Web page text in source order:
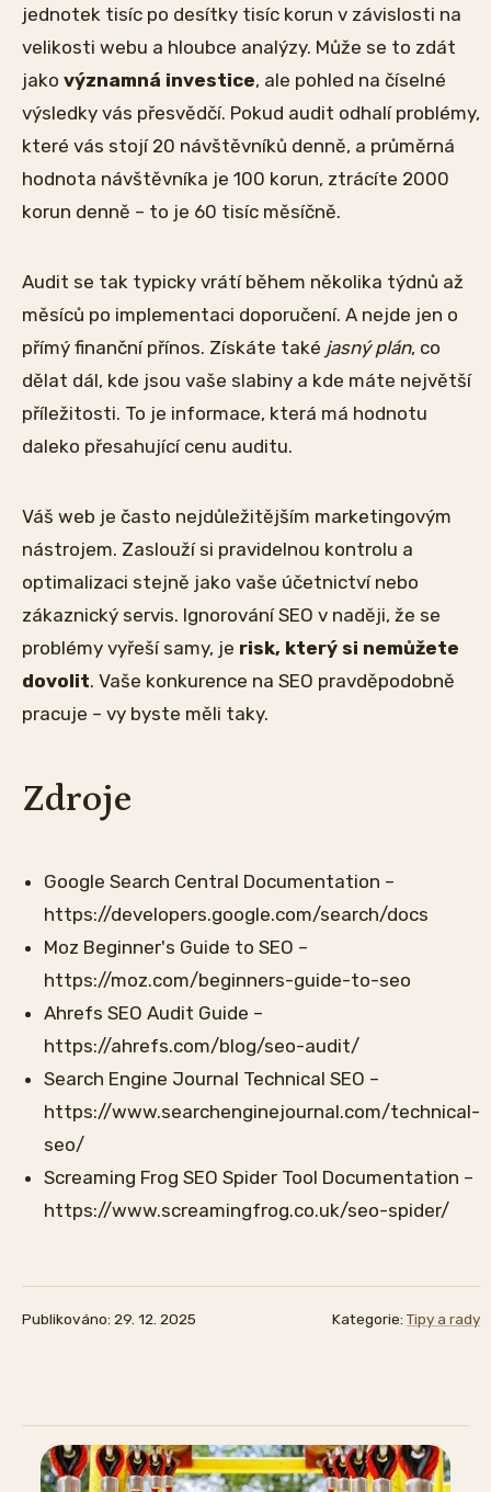
jednotek tisíc po desítky tisíc korun v závislosti na
velikosti webu a hloubce analýzy. Může se to zdát
jako významná investice, ale pohled na číselné
výsledky vás přesvědčí. Pokud audit odhalí problémy,
které vás stojí 20 návštěvníků denně, a průměrná
hodnota návštěvníka je 100 korun, ztrácíte 2000
korun denně – to je 60 tisíc měsíčně.
Audit se tak typicky vrátí během několika týdnů až
měsíců po implementaci doporučení. A nejde jen o
přímý finanční přínos. Získáte také jasný plán, co
dělat dál, kde jsou vaše slabiny a kde máte největší
příležitosti. To je informace, která má hodnotu
daleko přesahující cenu auditu.
Váš web je často nejdůležitějším marketingovým
nástrojem. Zaslouží si pravidelnou kontrolu a
optimalizaci stejně jako vaše účetnictví nebo
zákaznický servis. Ignorování SEO v naději, že se
problémy vyřeší samy, je risk, který si nemůžete
dovolit. Vaše konkurence na SEO pravděpodobně
pracuje – vy byste měli taky.
Zdroje
Google Search Central Documentation –
https://developers.google.com/search/docs
Moz Beginner's Guide to SEO –
https://moz.com/beginners-guide-to-seo
Ahrefs SEO Audit Guide –
https://ahrefs.com/blog/seo-audit/
Search Engine Journal Technical SEO –
https://www.searchenginejournal.com/technical-
seo/
Screaming Frog SEO Spider Tool Documentation –
https://www.screamingfrog.co.uk/seo-spider/
Publikováno: 29. 12. 2025 Kategorie: Tipy a rady